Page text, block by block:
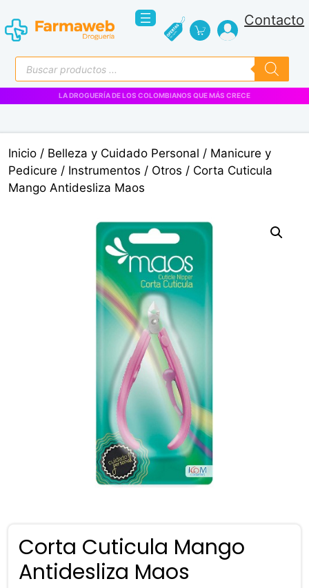
al
contenido
Contacto
Búsqueda
de
productos
LA DROGUERÍA DE LOS COLOMBIANOS QUE MÁS CRECE
Inicio / Belleza y Cuidado Personal / Manicure y
Pedicure / Instrumentos / Otros / Corta Cuticula
Mango Antidesliza Maos
Corta Cuticula Mango
Antidesliza Maos